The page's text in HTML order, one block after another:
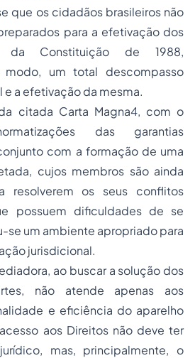
que os cidadãos brasileiros não
para a efetivação dos
da Constituição de 1988,
modo, um total descompasso
e a efetivação da mesma.
citada Carta Magna4, com o
das garantias
com a formação de uma
cujos membros são ainda
resolverem os seus conflitos
possuem dificuldades de se
se um ambiente apropriado para
jurisdicional.
ao buscar a solução dos
não atende apenas aos
e eficiência do aparelho
aos Direitos não deve ter
mas, principalmente, o